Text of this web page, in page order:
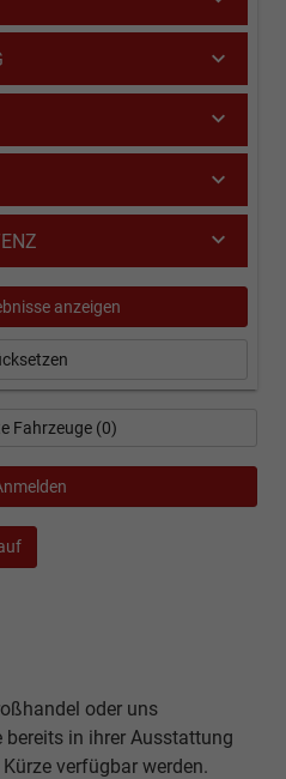
oder uns
bereits in ihrer Ausstattung
verfügbar werden.
anzeigen
Fahrzeuge (0)